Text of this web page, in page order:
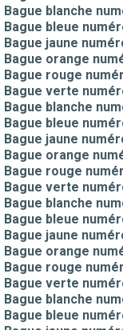
Bague blanche
Bague bleue
Bague jaune
Bague orange
Bague rouge
Bague verte
Bague blanche
Bague bleue
Bague jaune
Bague orange
Bague rouge
Bague verte
Bague blanche
Bague bleue
Bague jaune
Bague orange
Bague rouge
Bague verte
Bague blanche
Bague bleue